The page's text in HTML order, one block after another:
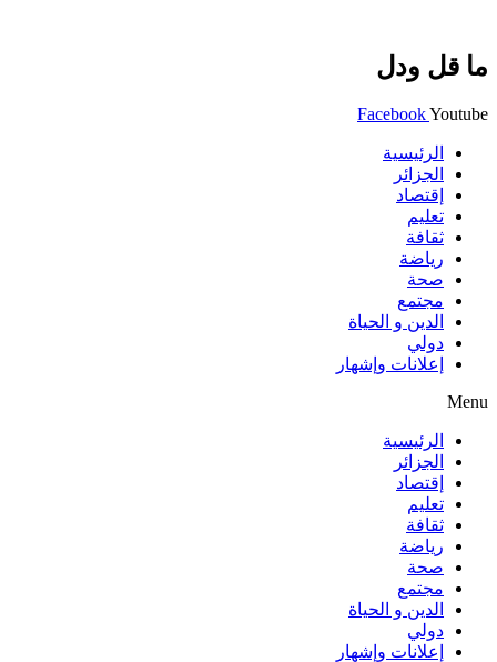
ما قل ودل
FacebookYoutube
الرئيسية
الجزائر
إقتصاد
تعليم
ثقافة
رياضة
صحة
مجتمع
الدين و الحياة
دولي
إعلانات وإشهار
Menu
الرئيسية
الجزائر
إقتصاد
تعليم
ثقافة
رياضة
صحة
مجتمع
الدين و الحياة
دولي
إعلانات وإشهار